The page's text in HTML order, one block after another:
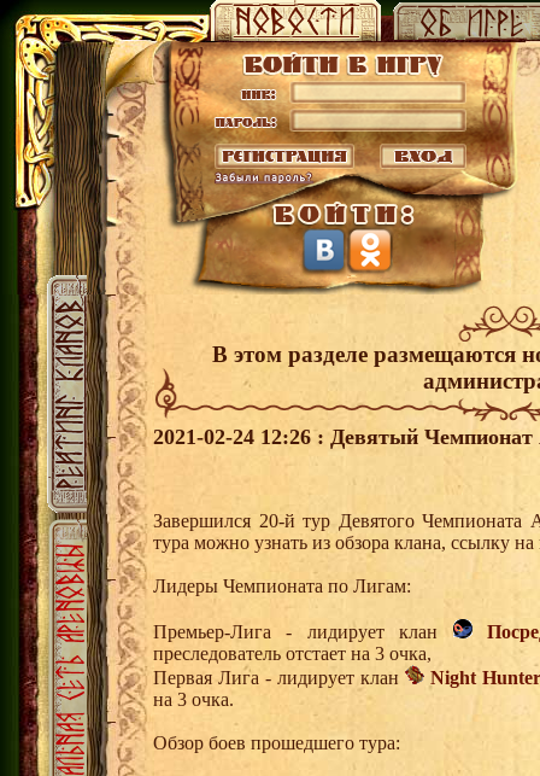
В этом разделе размещаются
2021-02-24 12:26 : Девятый
Завершился 20-й тур Девятого
тура можно узнать из обзора клана, ссылку
Лидеры Чемпионата по Лигам:
Премьер-Лига - лидирует клан
преследователь отстает на 3 очка,
Первая Лига - лидирует клан
Night
на 3 очка.
Обзор боев прошедшего тура: